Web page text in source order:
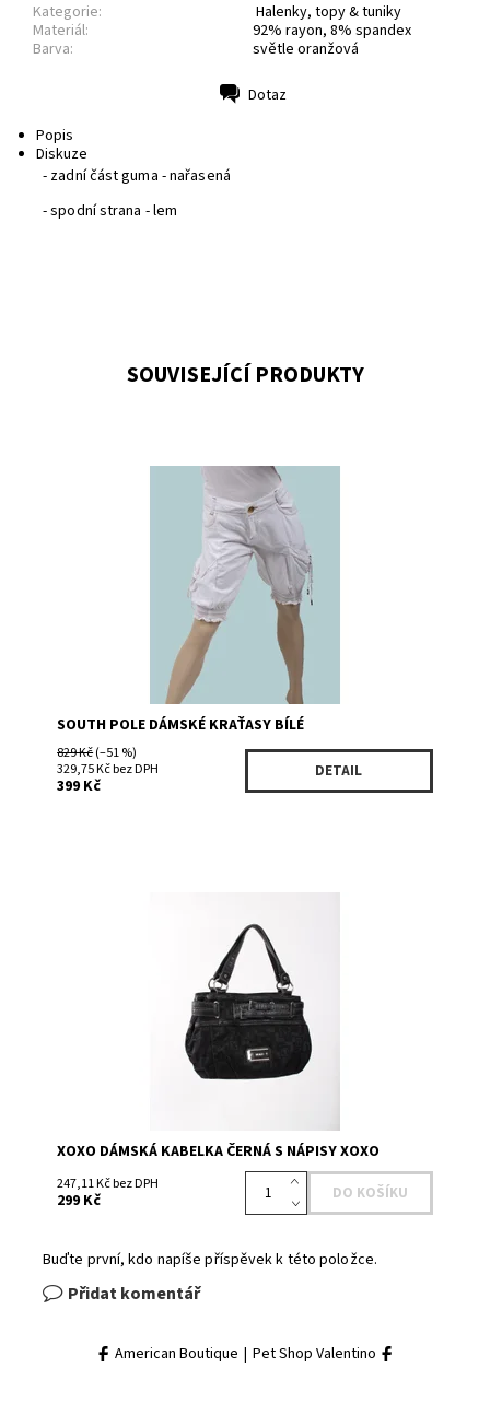
Kategorie:
Halenky, topy & tuniky
Materiál:
92% rayon, 8% spandex
Barva:
světle oranžová
Dotaz
Popis
Diskuze
- zadní část guma - nařasená
- spodní strana - lem
SOUVISEJÍCÍ PRODUKTY
Skladem 1
111236755WH
SOUTH POLE
SOUTH POLE DÁMSKÉ KRAŤASY BÍLÉ
829 Kč(–51 %)
329,75 Kč bez DPH
399 Kč
DETAIL
XOXO DÁMSKÁ KABELKA ČERNÁ S NÁPISY XOXO
247,11 Kč bez DPH
299 Kč
Buďte první, kdo napíše příspěvek k této položce.
Přidat komentář
American Boutique | Pet Shop Valentino